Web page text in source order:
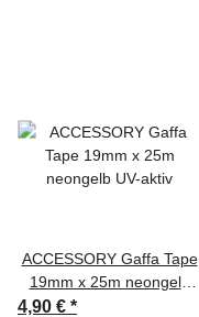
ACCESSORY Gaffa Tape
19mm x 25m neongelb
4,90 € *